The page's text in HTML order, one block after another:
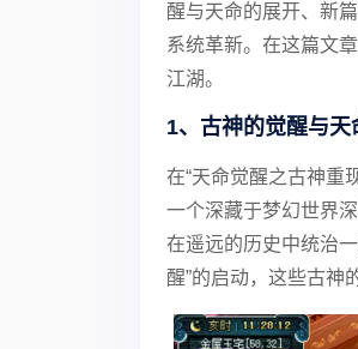
醒与天命的展开、新
系统革新。在这篇文
江湖。
1、古神的觉醒与天
在“天命觉醒之古神重
一个深藏于梦幻世界
在遥远的历史中统治
醒”的启动，这些古神